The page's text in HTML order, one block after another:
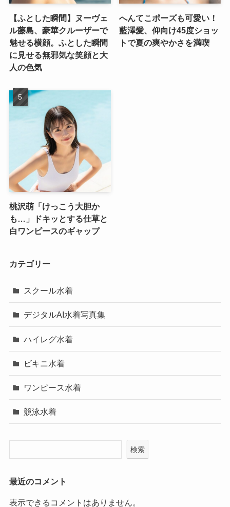
【ふとした瞬間】ヌーヴェ
ル藤島、豪華クルーザーで
魅せる横顔。ふとした瞬間
に見せる無邪気な笑顔と大
人の色気
へんてこポーズも可愛い！
藍澤愛、仰向け45度ショッ
トで夏の爽やかさを満喫
桃沢萌「けっこう大胆か
も…」ドキッとする仕草と
白ワンピースのギャップ
カテゴリー
スクール水着
デジタルAI水着写真集
ハイレグ水着
ビキニ水着
ワンピース水着
競泳水着
検索
最近のコメント
表示できるコメントはありません。